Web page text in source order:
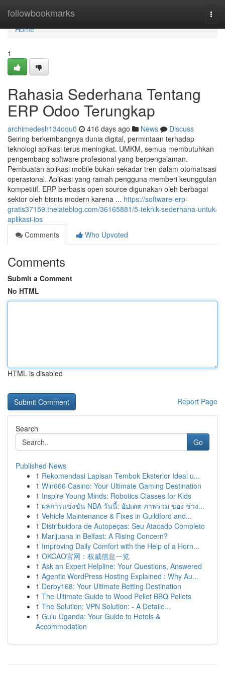
followbookmarks
Home
Home
1
Rahasia Sederhana Tentang
ERP Odoo Terungkap
archimedesh134oqu0 416 days ago News
Discuss
Seiring berkembangnya dunia digital, permintaan terhadap
teknologi aplikasi terus meningkat. UMKM, semua membutuhkan
pengembang software profesional yang berpengalaman.
Pembuatan aplikasi mobile bukan sekadar tren dalam otomatisasi
operasional. Aplikasi yang ramah pengguna memberi keunggulan
kompetitif. ERP berbasis open source digunakan oleh berbagai
sektor oleh bisnis modern karena ... https://software-erp-
gratis37159.thelateblog.com/36165881/5-teknik-sederhana-untuk-
aplikasi-ios
Comments
Who Upvoted
Comments
Submit a Comment
No HTML
HTML is disabled
Report Page
Search
Go
Published News
1 Rekomendasi Lapisan Tembok Eksterior Ideal u...
1 Win666 Casino: Your Ultimate Gaming Destination
1 Inspire Young Minds: Robotics Classes for Kids
1 ผลการแข่งขัน NBA วันนี้: อัปเดต ภาพรวม ของ ช่วง...
1 Vehicle Maintenance & Fixes in Guildford and...
1 Distribuidora de Autopeças: Seu Atacado Completo
1 Marijuana in Belfast: A Rising Concern?
1 Improving Daily Comfort with the Help of a Horn...
1 OKCAO官网：权威信息一览
1 Ask an Expert Helpline: Your Questions, Answered
1 Agentic WordPress Hosting Explained : Why Au...
1 Derby168: Your Ultimate Betting Destination
1 The Ultimate Guide to Wood Pellet BBQ Pellets
1 The Solution: VPN Solution: - A Detaile...
1 Gulu Uganda: Your Guide to Hotels &
Accommodation